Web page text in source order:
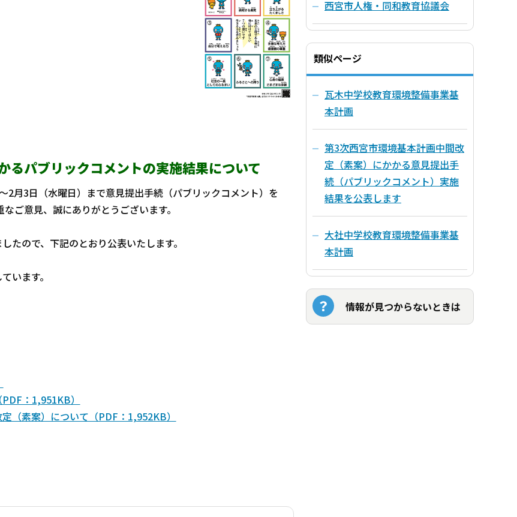
るパブリックコメントの実施結果について
月3日（水曜日）まで意見提出手続（パブリックコメント）を
ご意見、誠にありがとうございます。
ので、下記のとおり公表いたします。
います。
：1,951KB）
（素案）について（PDF：1,952KB）
西宮市人権・同和教育協議会
類似ページ
瓦木中学校教育環境整備事業基
本計画
第3次西宮市環境基本計画中間改
定（素案）にかかる意見提出手
続（パブリックコメント）実施
結果を公表します
大社中学校教育環境整備事業基
本計画
情報が見つからないときは